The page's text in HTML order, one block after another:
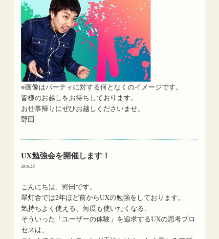
※画像はパーティに対する何となくのイメージです。
皆様のお越しをお待ちしております。
お仕事帰りにぜひお越しくださいませ。
野田
UX勉強会を開催します！
2016.2.5
こんにちは、野田です。
翠灯舎では2年ほど前からUXの勉強をしております。
気持ちよく使える、何度も使いたくなる、
そういった「ユーザーの体験」を追求するUXの思考プロ
セスは、